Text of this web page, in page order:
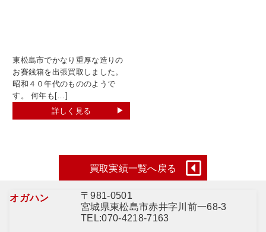
東松島市でかなり重厚な造りの
お賽銭箱を出張買取しました。
昭和４０年代のもののようで
す。 何年も[…]
詳しく見る
買取実績一覧へ戻る
オガハン
〒981-0501
宮城県東松島市赤井字川前一68-3
TEL:070-4218-7163